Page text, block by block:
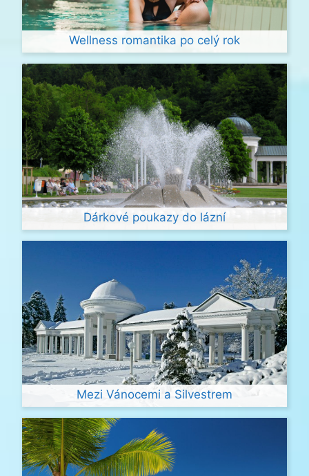
Wellness romantika po celý rok
Dárkové poukazy do lázní
Mezi Vánocemi a Silvestrem